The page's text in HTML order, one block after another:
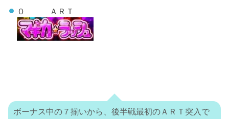
０ ＡＲＴ
ボーナス中の７揃いから、後半戦最初のＡＲＴ突入で